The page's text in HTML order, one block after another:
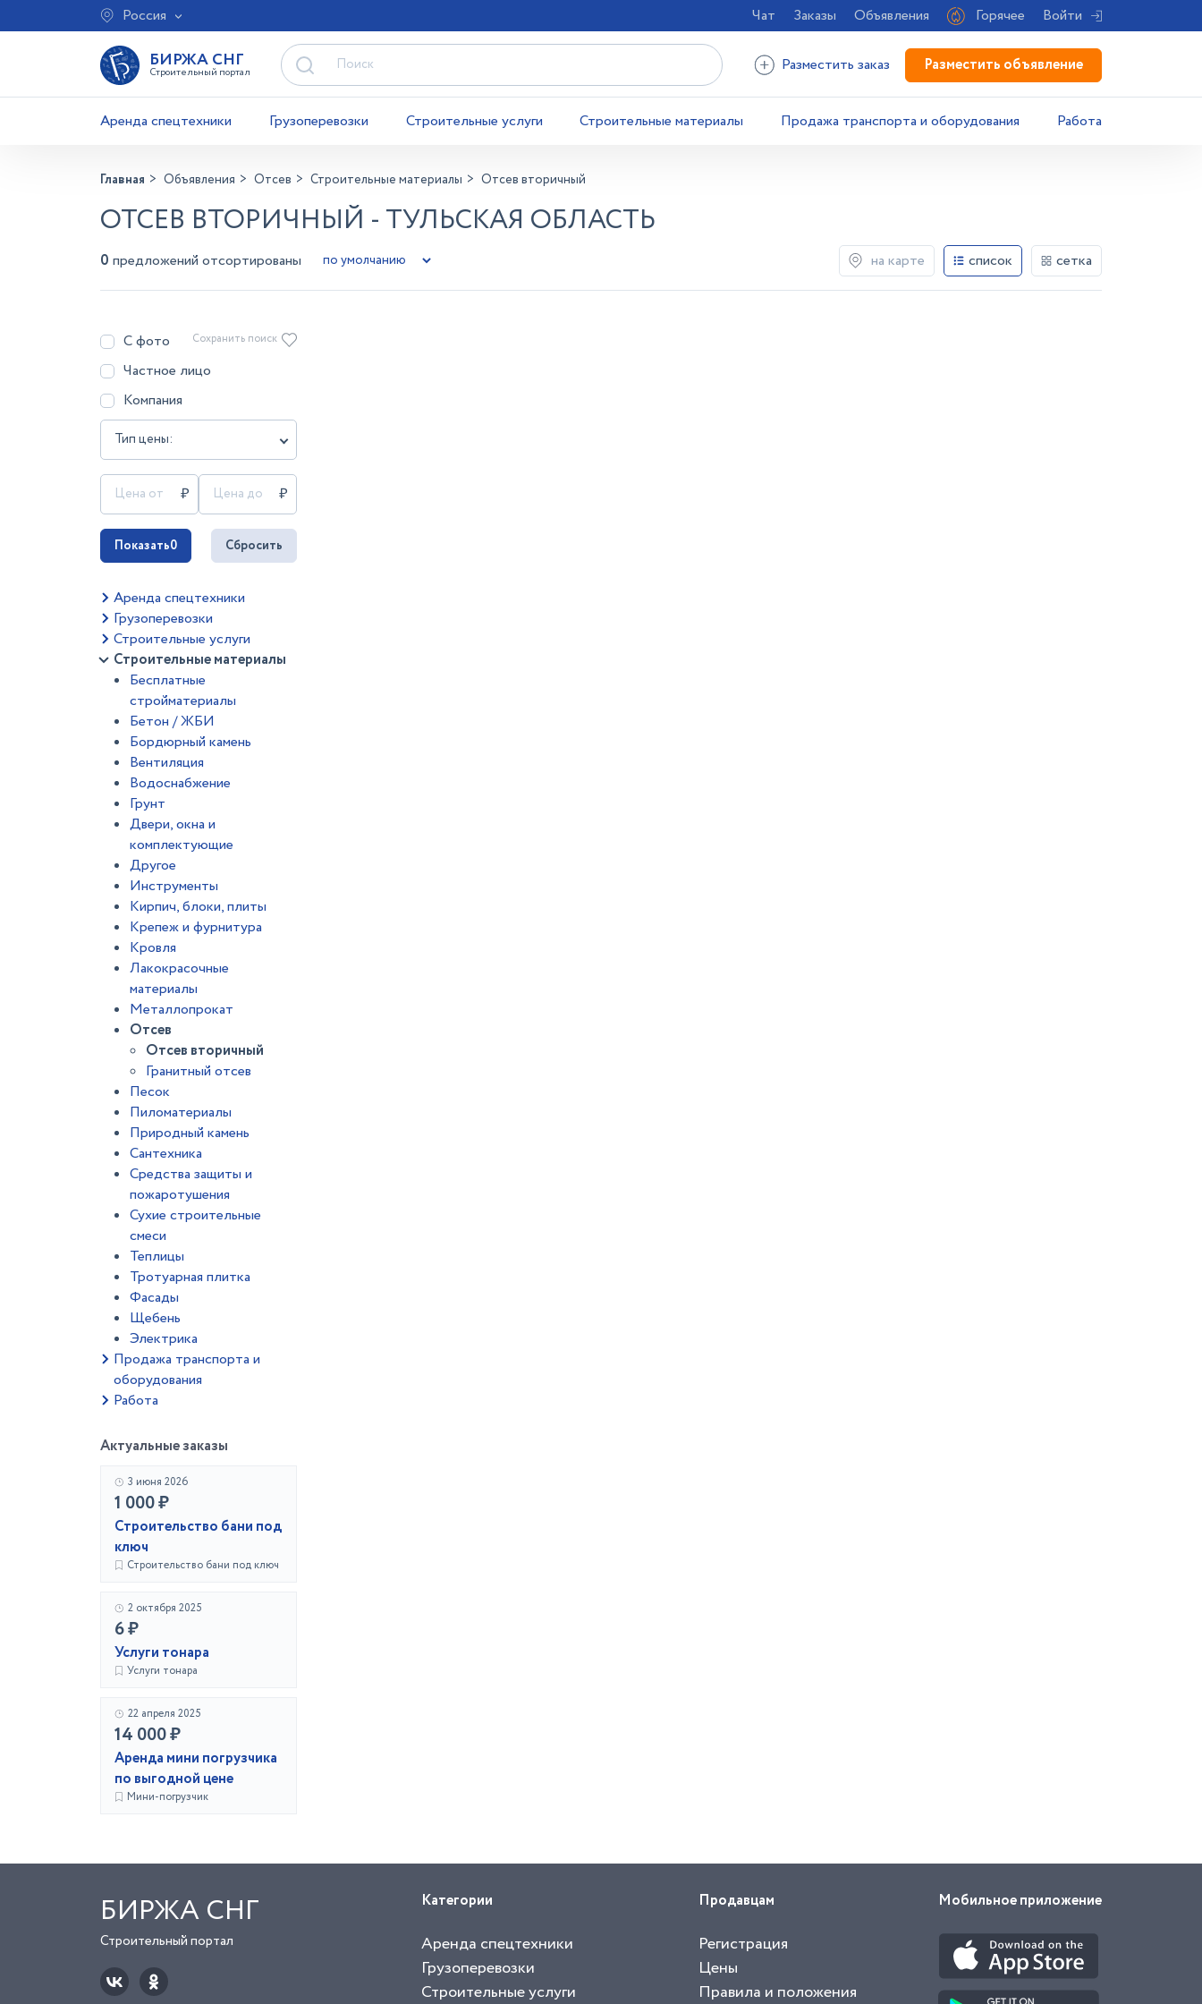
Россия Чат Заказы Объявления Горячее Войти
БИРЖА СНГ
Строительный портал Разместить заказ Разместить объявление
Аренда спецтехники Грузоперевозки Строительные услуги Строительные материалы Продажа транспорта и оборудования Работа
Главная Объявления Отсев Строительные материалы Отсев вторичный
ОТСЕВ ВТОРИЧНЫЙ - ТУЛЬСКАЯ ОБЛАСТЬ
0 предложений отсортированы на карте список сетка
С фото
Частное лицо
Компания
Тип цены:
Сохранить поиск
Показать0 Сбросить
Аренда спецтехники
Грузоперевозки
Строительные услуги
Строительные материалы
Бесплатные
стройматериалы
Бетон / ЖБИ
Бордюрный камень
Вентиляция
Водоснабжение
Грунт
Двери, окна и
комплектующие
Другое
Инструменты
Кирпич, блоки, плиты
Крепеж и фурнитура
Кровля
Лакокрасочные
материалы
Металлопрокат
Отсев
Отсев вторичный
Гранитный отсев
Песок
Пиломатериалы
Природный камень
Сантехника
Средства защиты и
пожаротушения
Сухие строительные
смеси
Теплицы
Тротуарная плитка
Фасады
Щебень
Электрика
Продажа транспорта и
оборудования
Работа
Актуальные заказы
3 июня 2026
1 000 ₽
Строительство бани под
ключ
Строительство бани под ключ
2 октября 2025
6 ₽
Услуги тонара
Услуги тонара
22 апреля 2025
14 000 ₽
Аренда мини погрузчика
по выгодной цене
Мини-погрузчик
БИРЖА СНГ
Строительный портал
Категории
Аренда спецтехники
Грузоперевозки
Строительные услуги
Продавцам
Регистрация
Цены
Правила и положения
Мобильное приложение